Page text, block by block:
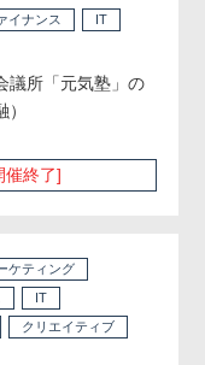
イナンス
IT
議所「元気塾」の
催終了]
ケティング
IT
クリエイティブ